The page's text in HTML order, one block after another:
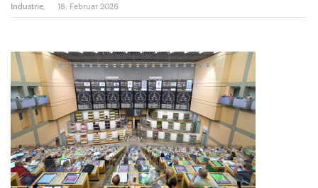
Industrie 18. Februar 2026